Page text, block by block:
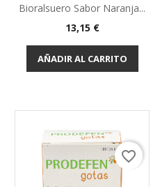
Bioralsuero Sabor Naranja...
13,15 €
AÑADIR AL CARRITO
favorite_border